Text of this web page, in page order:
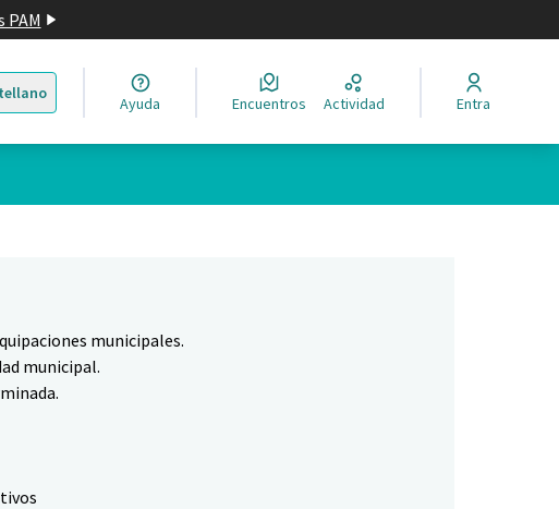
llengua Elegir el idioma
Ayuda Encuentros Actividad Entra
municipales.
municipal.